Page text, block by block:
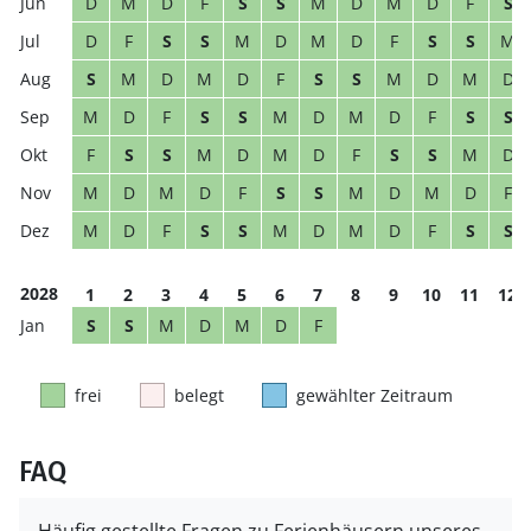
D
F S S M D M D F S S
M
S
M D M D F S S M D M
D
M
D F S S M D M D F S
S
F
S S M D M D F S S M
D
M
D M D F S S M D M D
F
M
D F S S M D M D F S S
2028 1 2 3 4 5 6 7 8 9 10 11
12
S
S M D M D F
frei belegt gewählter Zeitraum
FAQ